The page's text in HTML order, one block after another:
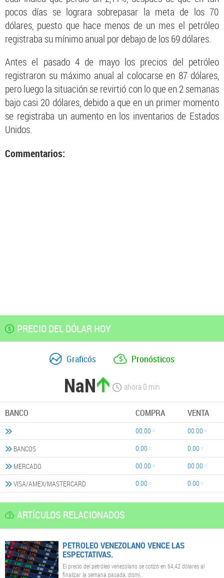
pocos días se lograra sobrepasar la meta de los 70
dólares, puesto que hace menos de un mes el petróleo
registraba su mínimo anual por debajo de los 69 dólares.
Antes el pasado 4 de mayo los precios del petróleo
registraron su máximo anual al colocarse en 87 dólares,
pero luego la situación se revirtió con lo que en 2 semanas
bajo casi 20 dólares, debido a que en un primer momento
se registraba un aumento en los inventarios de Estados
Unidos.
Commentarios:
PRECIO DEL DÓLAR HOY
Graficós Pronósticos
NaN ahora0 min
BANCO COMPRA VENTA
00.00
00.00
BANCOS
0.00
0.00
MERCADO
00.00
00.00
VISA/AMEX/MASTERCARD
0.00 0.00
ARTÍCULOS RELACIONADOS
PETROLEO VENEZOLANO VENCE LAS
ESPECTATIVAS.
El precio del petróleo venezolano se cotizó en 64,42 dólares al
finalizar la semana pasada, dismi..